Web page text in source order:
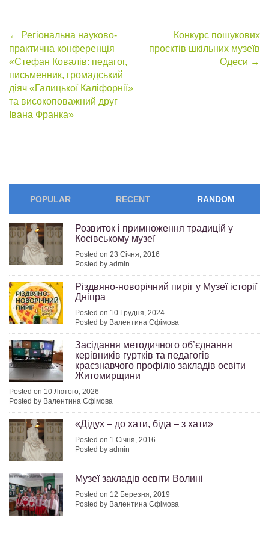
Post
navigation
← Регіональна науково-
практична конференція
«Стефан Ковалів: педагог,
письменник, громадський
діяч «Галицької Каліфорнії»
та високоповажний друг
Івана Франка»
Конкурс пошукових
проєктів шкільних музеїв
Одеси →
POPULAR RECENT RANDOM
Розвиток і примноження традицій у
Косівському музеї
Posted on 23 Січня, 2016
Posted by admin
Різдвяно-новорічний пиріг у Музеї історії
Дніпра
Posted on 10 Грудня, 2024
Posted by Валентина Єфімова
Засідання методичного об’єднання
керівників гуртків та педагогів
краєзнавчого профілю закладів освіти
Житомирщини
Posted on 10 Лютого, 2026
Posted by Валентина Єфімова
«Дідух – до хати, біда – з хати»
Posted on 1 Січня, 2016
Posted by admin
Музеї закладів освіти Волині
Posted on 12 Березня, 2019
Posted by Валентина Єфімова